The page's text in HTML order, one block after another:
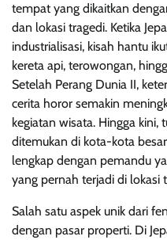
tempat yang dikaitkan
dan lokasi tragedi. Ketika
industrialisasi, kisah hantu
kereta api, terowongan,
Setelah Perang Dunia II,
cerita horor semakin
kegiatan wisata. Hingga
ditemukan di kota-kota
lengkap dengan pemandu
yang pernah terjadi di lokasi
Salah satu aspek unik dari
dengan pasar properti. Di